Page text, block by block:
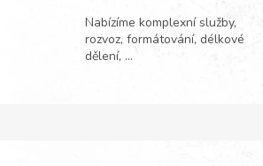
Nabízíme komplexní služby,
rozvoz, formátování, délkové
dělení, ...